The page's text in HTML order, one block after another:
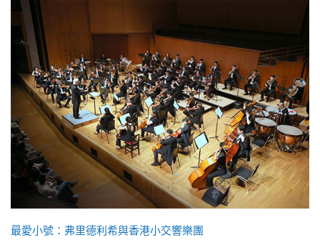
最愛小號：弗里德利希與香港小交響樂團